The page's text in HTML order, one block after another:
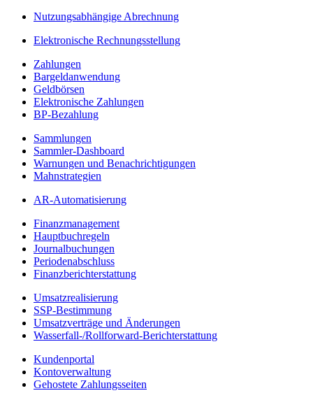
Nutzungsabhängige Abrechnung
Elektronische Rechnungsstellung
Zahlungen
Bargeldanwendung
Geldbörsen
Elektronische Zahlungen
BP-Bezahlung
Sammlungen
Sammler-Dashboard
Warnungen und Benachrichtigungen
Mahnstrategien
AR-Automatisierung
Finanzmanagement
Hauptbuchregeln
Journalbuchungen
Periodenabschluss
Finanzberichterstattung
Umsatzrealisierung
SSP-Bestimmung
Umsatzverträge und Änderungen
Wasserfall-/Rollforward-Berichterstattung
Kundenportal
Kontoverwaltung
Gehostete Zahlungsseiten